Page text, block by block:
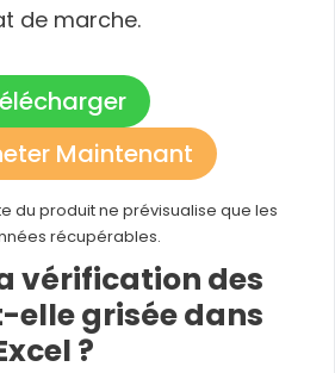
de marche.
Maintenant
du produit ne prévisualise que les
récupérables.
vérification des
elle grisée dans
?